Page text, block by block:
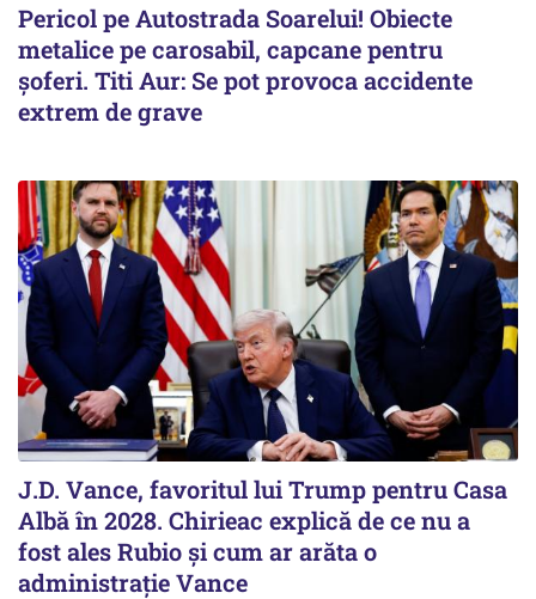
Pericol pe Autostrada Soarelui! Obiecte
metalice pe carosabil, capcane pentru
șoferi. Titi Aur: Se pot provoca accidente
extrem de grave
J.D. Vance, favoritul lui Trump pentru Casa
Albă în 2028. Chirieac explică de ce nu a
fost ales Rubio și cum ar arăta o
administrație Vance